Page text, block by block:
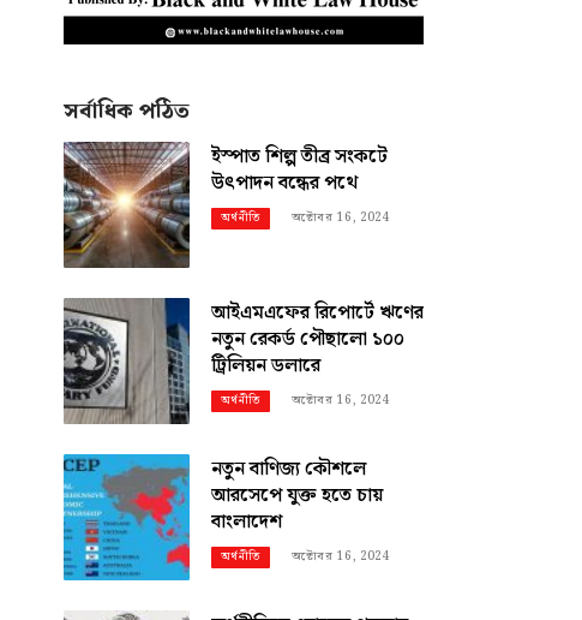
সর্বাধিক পঠিত
ইস্পাত শিল্প তীব্র সংকটে
উৎপাদন বন্ধের পথে
অর্থনীতি অক্টোবর 16, 2024
আইএমএফের রিপোর্টে ঋণের
নতুন রেকর্ড পৌছালো ১০০
ট্রিলিয়ন ডলারে
অর্থনীতি অক্টোবর 16, 2024
নতুন বাণিজ্য কৌশলে
আরসেপে যুক্ত হতে চায়
বাংলাদেশ
অর্থনীতি অক্টোবর 16, 2024